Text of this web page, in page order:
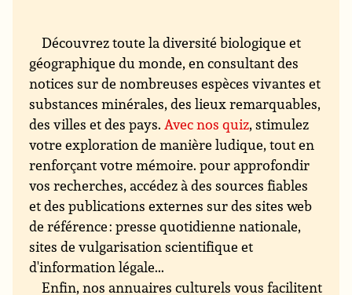
Découvrez toute la diversité biologique et
géographique du monde, en consultant des
notices sur de nombreuses espèces vivantes et
substances minérales, des lieux remarquables,
des villes et des pays.Avec nos quiz, stimulez
votre exploration de manière ludique, tout en
renforçant votre mémoire. pour approfondir
vos recherches, accédez à des sources fiables
et des publications externes sur des sites web
de référence : presse quotidienne nationale,
sites de vulgarisation scientifique et
d'information légale...
Enfin, nos annuaires culturels vous facilitent